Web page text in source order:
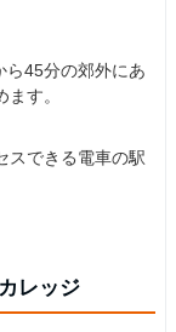
ら45分の郊外にあ
す。
スできる電車の駅
レッジ